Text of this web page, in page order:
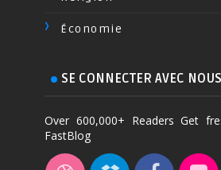
Économie
SE CONNECTER AVEC NOUS
Over 600,000+ Readers Get
FastBlog